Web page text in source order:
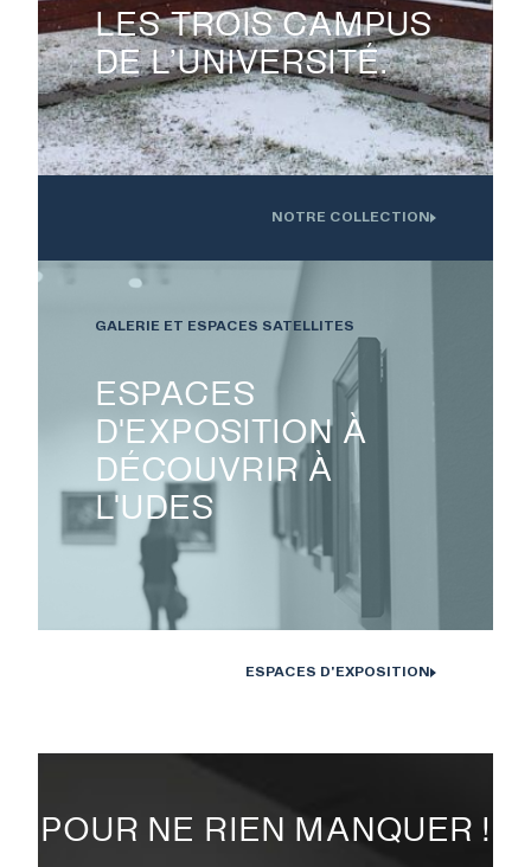
Oeuvre installée devant l'Institution interdisciplinaire d'innovation
LES TROIS CAMPUS
DE L’UNIVERSITÉ.
NOTRE COLLECTION
ESPACES
D'EXPOSITION À
DÉCOUVRIR À
L'UDES
GALERIE ET ESPACES SATELLITES
ESPACES D'EXPOSITION
POUR NE RIEN MANQUER !